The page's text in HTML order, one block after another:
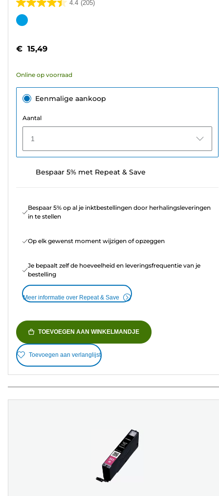
4.4 (205)
4.4
van
sterren.
beoordelingen
Kleurencartridge
€ 15,49
Online op voorraad
Eenmalige aankoop
Aantal
1
Bespaar 5% met Repeat & Save
Bespaar 5% op al je inktbestellingen door herhalingsleveringen
in te stellen
Op elk gewenst moment wijzigen of opzeggen
Je bepaalt zelf de hoeveelheid en leveringsfrequentie van je
bestelling
Meer informatie over Repeat & Save
TOEVOEGEN AAN WINKELMANDJE
Toevoegen aan verlanglijst